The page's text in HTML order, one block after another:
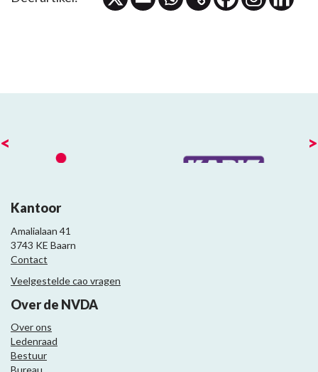
< >
Kantoor
Amalialaan 41
3743 KE Baarn
Contact
Veelgestelde cao vragen
Over de NVDA
Over ons
Ledenraad
Bestuur
Bureau